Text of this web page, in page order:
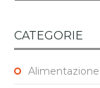
CATEGORIE
Alimentazione